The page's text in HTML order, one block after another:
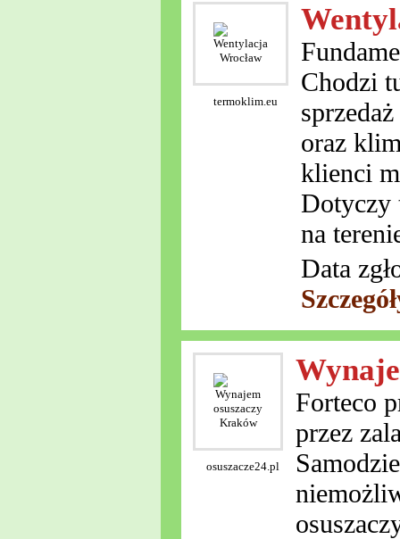
termoklim.eu
Chodzi
oraz
klienci
Dotyczy
na
Data
osuszacze24.pl
Forteco
przez